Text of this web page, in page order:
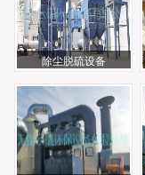
除尘脱硫设备